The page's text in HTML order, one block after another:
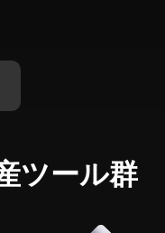
ツール群